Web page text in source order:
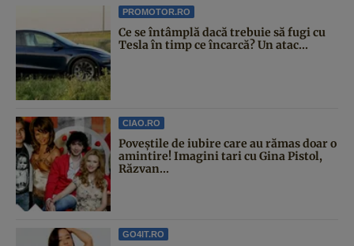
PROMOTOR.RO
Ce se întâmplă dacă trebuie să fugi cu
Tesla în timp ce încarcă? Un atac...
CIAO.RO
Poveştile de iubire care au rămas doar o
amintire! Imagini tari cu Gina Pistol,
Răzvan...
GO4IT.RO